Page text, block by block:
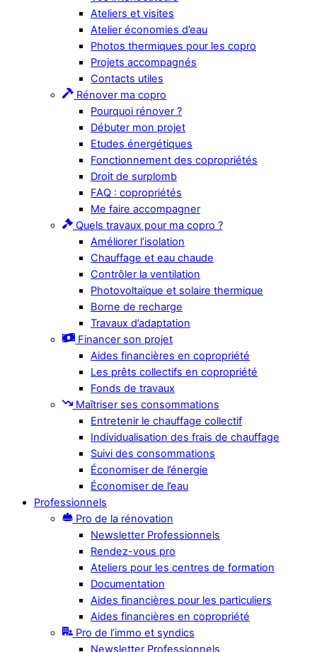
Ateliers et visites
Atelier économies d’eau
Photos thermiques pour les copro
Projets accompagnés
Contacts utiles
Rénover ma copro
Pourquoi rénover ?
Débuter mon projet
Etudes énergétiques
Fonctionnement des copropriétés
Droit de surplomb
FAQ : copropriétés
Me faire accompagner
Quels travaux pour ma copro ?
Améliorer l’isolation
Chauffage et eau chaude
Contrôler la ventilation
Photovoltaïque et solaire thermique
Borne de recharge
Travaux d’adaptation
Financer son projet
Aides financières en copropriété
Les prêts collectifs en copropriété
Fonds de travaux
Maîtriser ses consommations
Entretenir le chauffage collectif
Individualisation des frais de chauffage
Suivi des consommations
Économiser de l’énergie
Économiser de l’eau
Professionnels
Pro de la rénovation
Newsletter Professionnels
Rendez-vous pro
Ateliers pour les centres de formation
Documentation
Aides financières pour les particuliers
Aides financières en copropriété
Pro de l’immo et syndics
Newsletter Professionnels